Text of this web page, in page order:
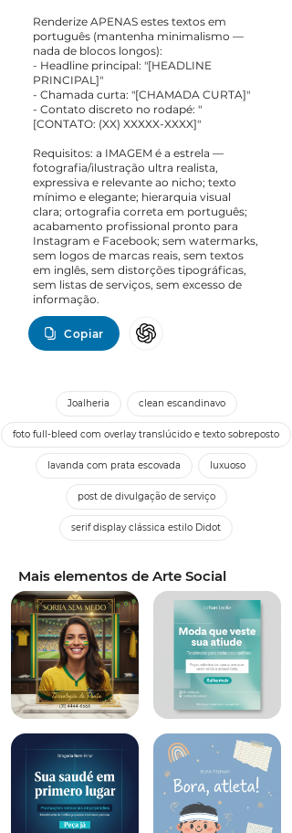
Renderize APENAS estes textos em
português (mantenha minimalismo —
nada de blocos longos):
- Headline principal: "[HEADLINE
PRINCIPAL]"
- Chamada curta: "[CHAMADA CURTA]"
- Contato discreto no rodapé: "
[CONTATO: (XX) XXXXX-XXXX]"
Requisitos: a IMAGEM é a estrela —
fotografia/ilustração ultra realista,
expressiva e relevante ao nicho; texto
mínimo e elegante; hierarquia visual
clara; ortografia correta em português;
acabamento profissional pronto para
Instagram e Facebook; sem watermarks,
sem logos de marcas reais, sem textos
em inglês, sem distorções tipográficas,
sem listas de serviços, sem excesso de
informação.
Copiar
Joalheria clean escandinavo
foto full-bleed com overlay translúcido e texto sobreposto
lavanda com prata escovada luxuoso
post de divulgação de serviço
serif display clássica estilo Didot
Mais elementos de Arte Social